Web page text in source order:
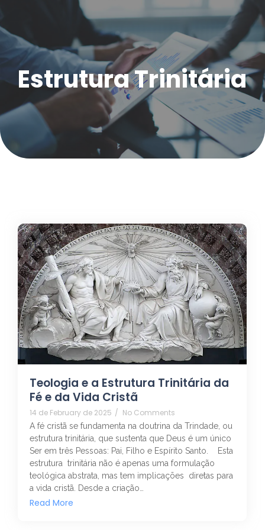
Estrutura Trinitária
Teologia e a Estrutura Trinitária da
Fé e da Vida Cristã
14 de February de 2025 / No Comments
A fé cristã se fundamenta na doutrina da Trindade, ou
estrutura trinitária, que sustenta que Deus é um único
Ser em três Pessoas: Pai, Filho e Espírito Santo. Esta
estrutura trinitária não é apenas uma formulação
teológica abstrata, mas tem implicações diretas para
a vida cristã. Desde a criação…
Read More